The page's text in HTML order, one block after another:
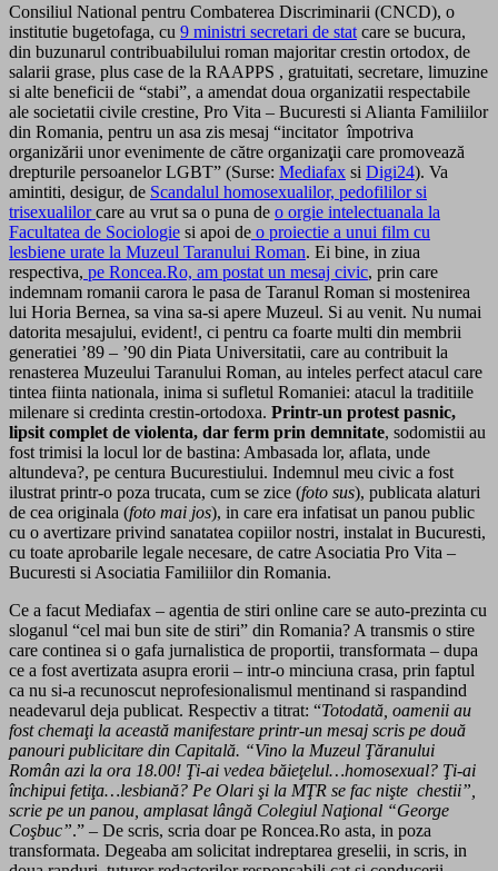
Consiliul National pentru Combaterea Discriminarii (CNCD), o
institutie bugetofaga, cu 9 ministri secretari de stat care se bucura,
din buzunarul contribuabilului roman majoritar crestin ortodox, de
salarii grase, plus case de la RAAPPS , gratuitati, secretare, limuzine
si alte beneficii de “stabi”, a amendat doua organizatii respectabile
ale societatii civile crestine, Pro Vita – Bucuresti si Alianta Familiilor
din Romania, pentru un asa zis mesaj “incitator împotriva
organizării unor evenimente de către organizaţii care promovează
drepturile persoanelor LGBT” (Surse: Mediafax si Digi24). Va
amintiti, desigur, de Scandalul homosexualilor, pedofililor si
trisexualilorcare au vrut sa o puna de o orgie intelectuanala la
Facultatea de Sociologie si apoi de o proiectie a unui film cu
lesbiene urate la Muzeul Taranului Roman. Ei bine, in ziua
respectiva, pe Roncea.Ro, am postat un mesaj civic, prin care
indemnam romanii carora le pasa de Taranul Roman si mostenirea
lui Horia Bernea, sa vina sa-si apere Muzeul. Si au venit. Nu numai
datorita mesajului, evident!, ci pentru ca foarte multi din membrii
generatiei ’89 – ’90 din Piata Universitatii, care au contribuit la
renasterea Muzeului Taranului Roman, au inteles perfect atacul care
tintea fiinta nationala, inima si sufletul Romaniei: atacul la traditiile
milenare si credinta crestin-ortodoxa. Printr-un protest pasnic,
lipsit complet de violenta, dar ferm prin demnitate, sodomistii au
fost trimisi la locul lor de bastina: Ambasada lor, aflata, unde
altundeva?, pe centura Bucurestiului. Indemnul meu civic a fost
ilustrat printr-o poza trucata, cum se zice (foto sus), publicata alaturi
de cea originala (foto mai jos), in care era infatisat un panou public
cu o avertizare privind sanatatea copiilor nostri, instalat in Bucuresti,
cu toate aprobarile legale necesare, de catre Asociatia Pro Vita –
Bucuresti si Asociatia Familiilor din Romania.
Ce a facut Mediafax – agentia de stiri online care se auto-prezinta cu
sloganul “cel mai bun site de stiri” din Romania? A transmis o stire
care continea si o gafa jurnalistica de proportii, transformata – dupa
ce a fost avertizata asupra erorii – intr-o minciuna crasa, prin faptul
ca nu si-a recunoscut neprofesionalismul mentinand si raspandind
neadevarul deja publicat. Respectiv a titrat: “Totodată, oamenii au
fost chemaţi la această manifestare printr-un mesaj scris pe două
panouri publicitare din Capitală. “Vino la Muzeul Ţăranului
Român azi la ora 18.00! Ţi-ai vedea băieţelul…homosexual? Ţi-ai
închipui fetiţa…lesbiană? Pe Olari şi la MŢR se fac nişte chestii”,
scrie pe un panou, amplasat lângă Colegiul Naţional “George
Coşbuc”.” – De scris, scria doar pe Roncea.Ro asta, in poza
transformata. Degeaba am solicitat indreptarea greselii, in scris, in